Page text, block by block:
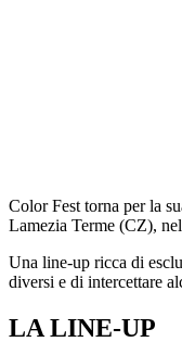
Color Fest torna per la
Lamezia Terme (CZ),
Una line-up ricca di
diversi e di intercettare
LA LINE-UP